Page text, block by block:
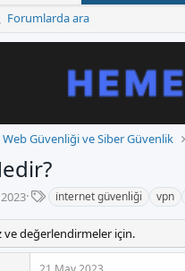
Forumlarda ara
Web Güvenliği ve Siber Güvenlik
k
e
i̇nternet güvenliği vpn
ve değerlendirmeler için.